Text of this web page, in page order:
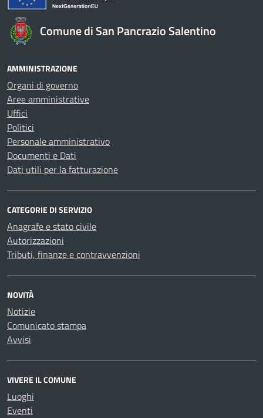
Comune di San Pancrazio Salentino
AMMINISTRAZIONE
Organi di governo
Aree amministrative
Uffici
Politici
Personale amministrativo
Documenti e Dati
Dati utili per la fatturazione
CATEGORIE DI SERVIZIO
Anagrafe e stato civile
Autorizzazioni
Tributi, finanze e contravvenzioni
NOVITÀ
Notizie
Comunicato stampa
Avvisi
VIVERE IL COMUNE
Luoghi
Eventi